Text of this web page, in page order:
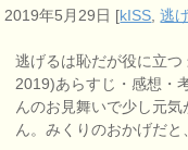
2019年5月29日 [kISS ,逃
逃げるは恥だが役に立
2019)あらすじ・感想・
んのお見舞いで少し元
ん。みくりのおかげだと